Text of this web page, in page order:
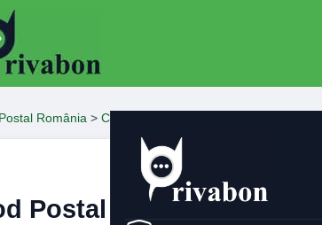
România > Constanta
Postal 900725 Constanta